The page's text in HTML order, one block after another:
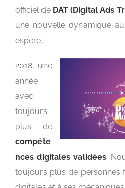
officiel de DAT (Digital Ads
une nouvelle dynamique
espère…
2018, une
année
avec
toujours
plus de
compéte
nces digitales validées.
toujours plus de personnes